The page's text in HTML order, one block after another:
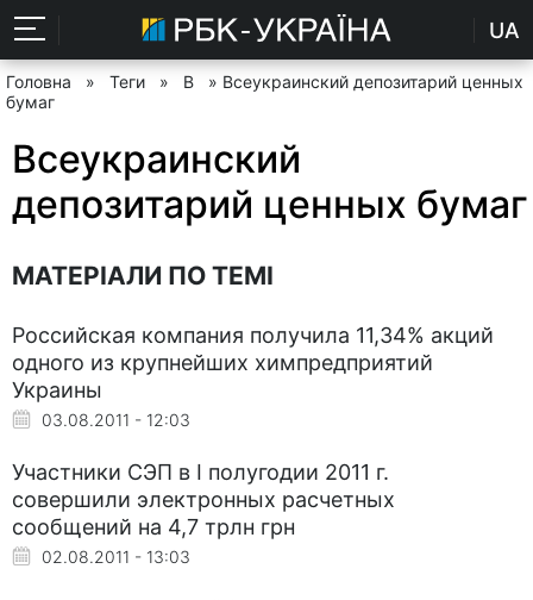
UA
Головна » Теги » В
» Всеукраинский депозитарий ценных
бумаг
Всеукраинский
депозитарий ценных бумаг
МАТЕРІАЛИ ПО ТЕМІ
Российская компания получила 11,34% акций
одного из крупнейших химпредприятий
Украины
03.08.2011 - 12:03
Участники СЭП в I полугодии 2011 г.
совершили электронных расчетных
сообщений на 4,7 трлн грн
02.08.2011 - 13:03